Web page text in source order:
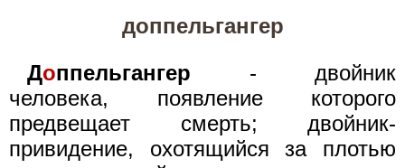
доппельгангер
Доппельгангер - двойник
человека, появление которого
предвещает смерть; двойник-
привидение, охотящийся за плотью